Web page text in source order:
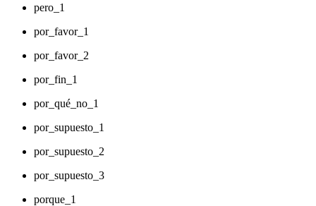
pero_1
por_favor_1
por_favor_2
por_fin_1
por_qué_no_1
por_supuesto_1
por_supuesto_2
por_supuesto_3
porque_1